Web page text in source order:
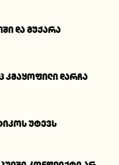
და მუქარა
კმაყოფილი დარჩა
უტევს